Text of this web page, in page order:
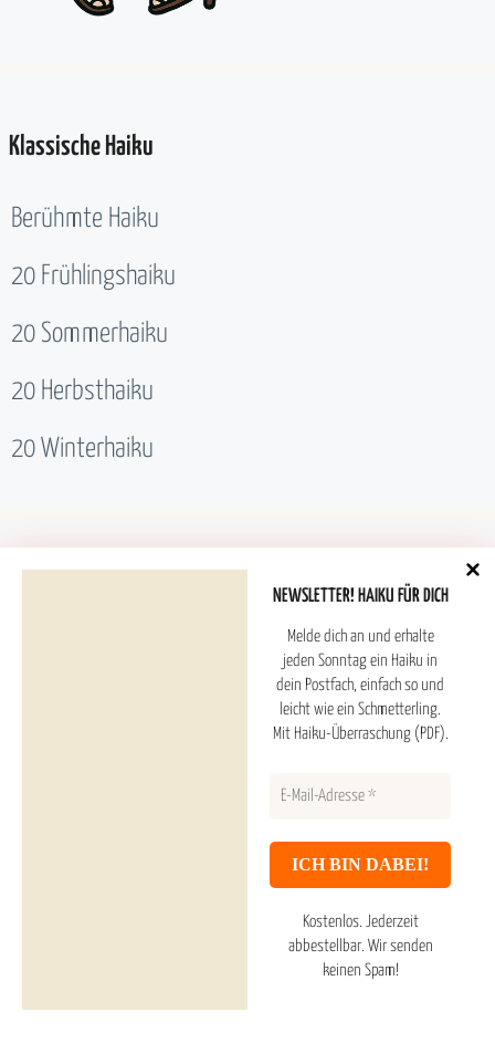
NEWSLETTER! HAIKU FÜR DICH
Melde dich an und erhalte
jeden Sonntag ein Haiku in
dein Postfach, einfach so und
leicht wie ein Schmetterling.
Mit Haiku-Überraschung (PDF).
Kostenlos. Jederzeit
abbestellbar. Wir senden
keinen Spam!
Klassische Haiku
Berühmte Haiku
20 Frühlingshaiku
20 Sommerhaiku
20 Herbsthaiku
20 Winterhaiku
Suchen